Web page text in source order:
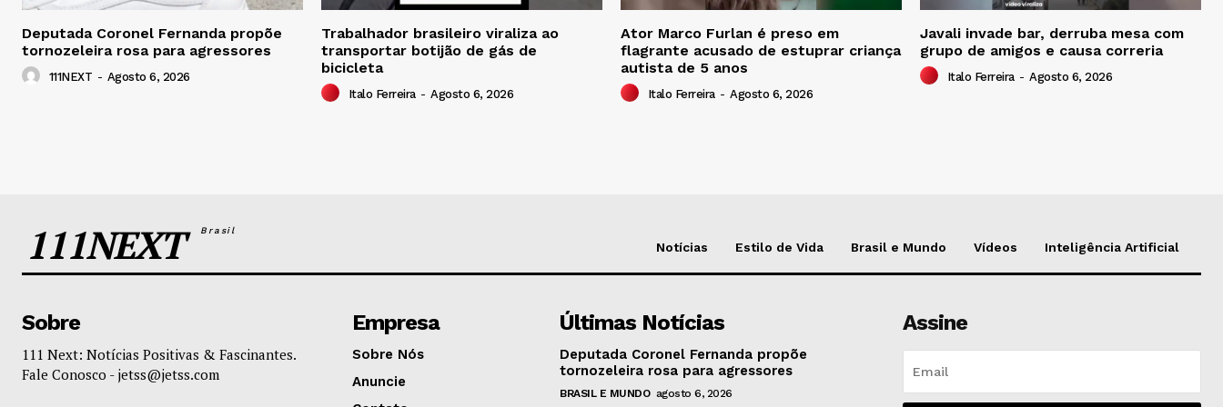
Deputada Coronel Fernanda propõe
tornozeleira rosa para agressores
111NEXT - Agosto 6, 2026
Trabalhador brasileiro viraliza ao
transportar botijão de gás de
bicicleta
Italo Ferreira - Agosto 6, 2026
Ator Marco Furlan é preso em
flagrante acusado de estuprar criança
autista de 5 anos
Italo Ferreira - Agosto 6, 2026
Javali invade bar, derruba mesa com
grupo de amigos e causa correria
Italo Ferreira - Agosto 6, 2026
111NEXTBrasil
Notícias Estilo de Vida Brasil e Mundo Vídeos Inteligência Artificial
Sobre
111 Next: Notícias Positivas & Fascinantes.
Fale Conosco - jetss@jetss.com
Empresa
Sobre Nós
Anuncie
Últimas Notícias
Deputada Coronel Fernanda propõe
tornozeleira rosa para agressores
BRASIL E MUNDO agosto 6, 2026
Assine